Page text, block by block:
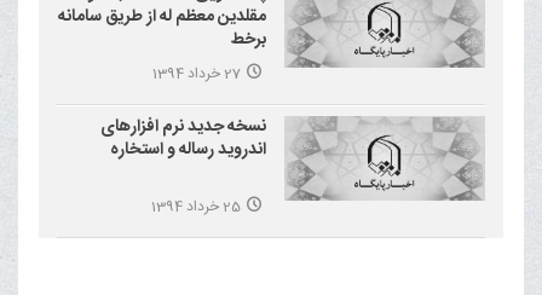
مقلدین معظم له از طریق سامانه
برخط
27 خرداد 1394
نسخه جدید نرم افزارهای
اندروید رساله و استخاره
25 خرداد 1394